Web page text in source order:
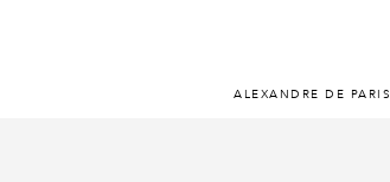
ALEXANDRE DE PARIS